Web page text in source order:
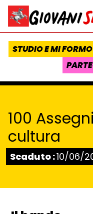
Vai al contenuto
Homepage Giovanisì -
STUDIO E MI FORMO
100
cultura
Stato:
Scaduto :10/06/